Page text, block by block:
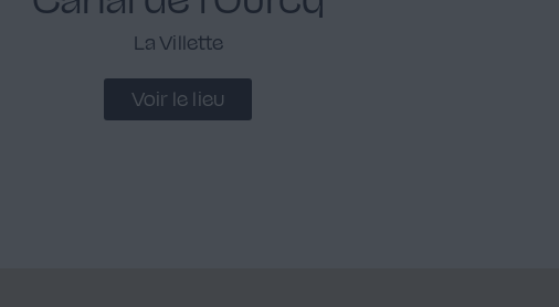
La Villette
Voir le lieu